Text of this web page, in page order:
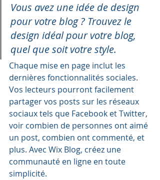
Vous avez une idée de design
pour votre blog ? Trouvez le
design idéal pour votre blog,
quel que soit votre style.
Chaque mise en page inclut les
dernières fonctionnalités sociales.
Vos lecteurs pourront facilement
partager vos posts sur les réseaux
sociaux tels que Facebook et Twitter,
voir combien de personnes ont aimé
un post, combien ont commenté, et
plus. Avec Wix Blog, créez une
communauté en ligne en toute
simplicité.